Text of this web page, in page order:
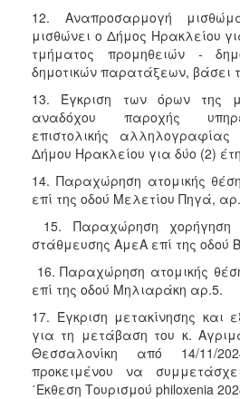
12. Αναπροσαρμογή
μισθώνει ο Δήμος Ηρακλείου
τμήματος προμηθειών -
δημοτικών παρατάξεων, βάσει
13. Έγκριση των όρων της
αναδόχου παροχής
επιστολικής
Δήμου Ηρακλείου για δύο (2)
14. Παραχώρηση ατομικής
επί της οδού Μελετίου Πηγά,
15. Παραχώρηση
στάθμευσης ΑμεΑ επί της οδού
16. Παραχώρηση ατομικής
επί της οδού Μηλιαράκη αρ.5.
17. Έγκριση μετακίνησης και
για τη μετάβαση του κ.
Θεσσαλονίκη από 14/11/
προκειμένου να
΄Εκθεση Τουρισμού philoxenia